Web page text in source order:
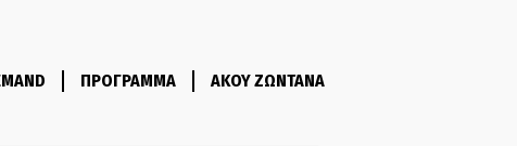
ΠΡΟΓΡΑΜΜΑ ΑΚΟΥ ΖΩΝΤΑΝΑ